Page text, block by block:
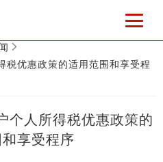
税优惠政策的适用范围和享受程
个人所得税优惠政策的
享受程序